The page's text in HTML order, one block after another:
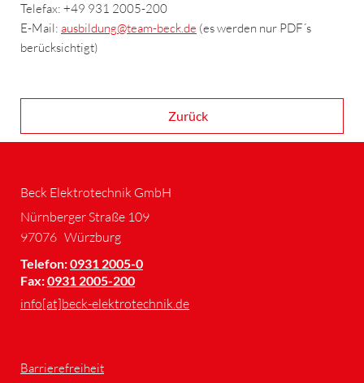
Telefax: +49 931 2005-200
E-Mail: ausbildung@team-beck.de (es werden nur PDF´s
berücksichtigt)
Zurück
Beck Elektrotechnik GmbH
Nürnberger Straße 109
97076 Würzburg
Telefon:0931 2005-0
Fax:0931 2005-200
info[at]beck-elektrotechnik.de
Barrierefreiheit